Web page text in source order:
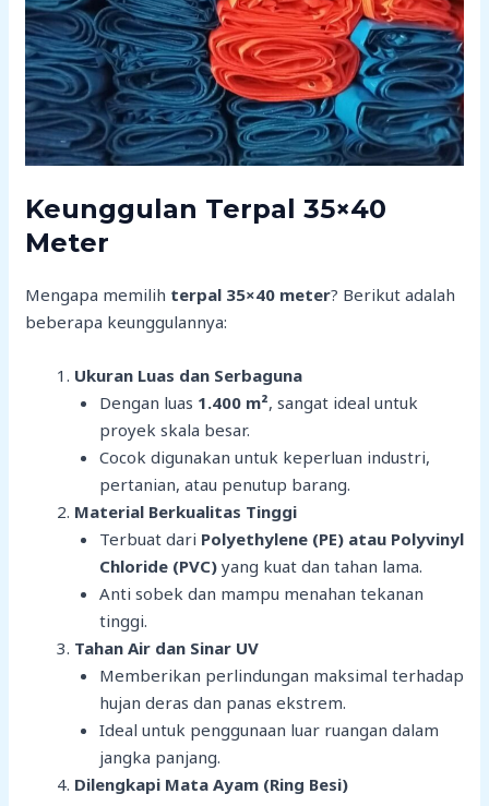
Keunggulan Terpal 35×40
Meter
Mengapa memilih terpal 35×40 meter? Berikut adalah
beberapa keunggulannya:
Ukuran Luas dan Serbaguna
Dengan luas 1.400 m², sangat ideal untuk
proyek skala besar.
Cocok digunakan untuk keperluan industri,
pertanian, atau penutup barang.
Material Berkualitas Tinggi
Terbuat dari Polyethylene (PE) atau Polyvinyl
Chloride (PVC)yang kuat dan tahan lama.
Anti sobek dan mampu menahan tekanan
tinggi.
Tahan Air dan Sinar UV
Memberikan perlindungan maksimal terhadap
hujan deras dan panas ekstrem.
Ideal untuk penggunaan luar ruangan dalam
jangka panjang.
Dilengkapi Mata Ayam (Ring Besi)